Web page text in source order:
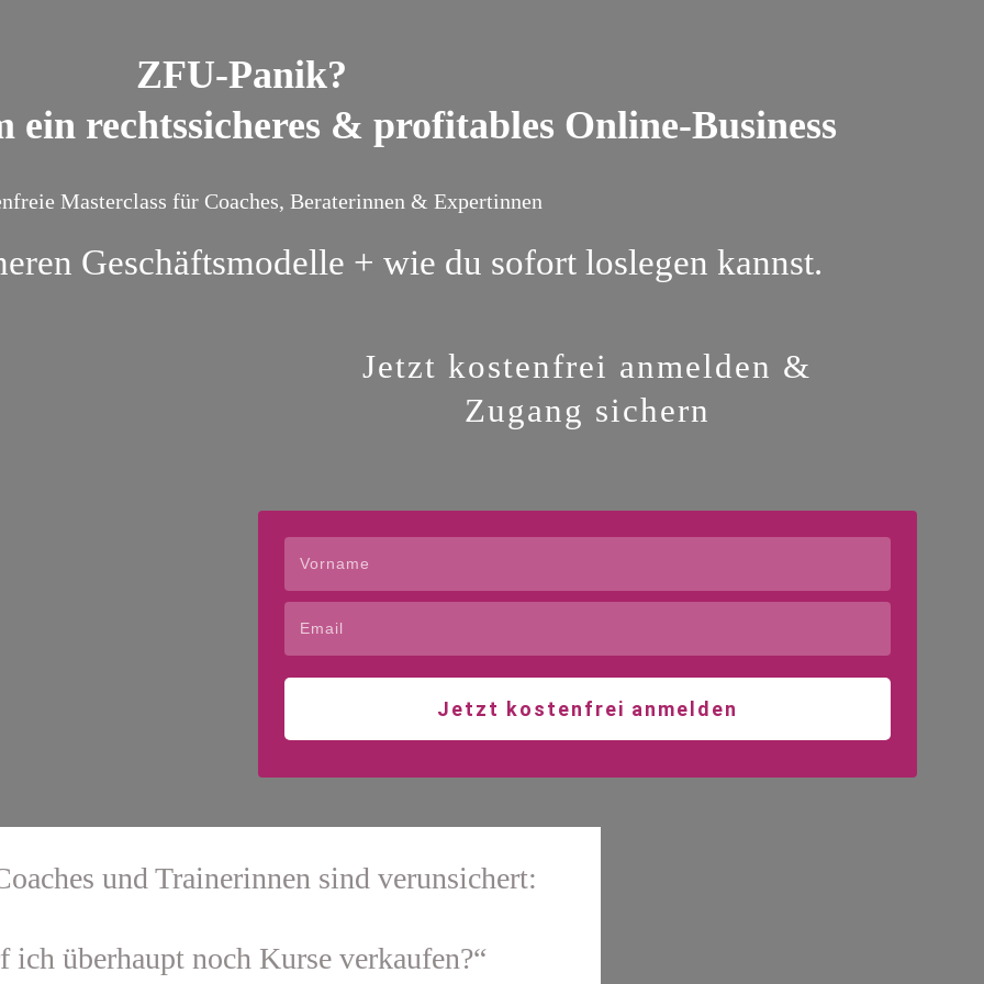
ZFU-Panik?
ein rechtssicheres & profitables Online-Business
Masterclass für Coaches, Beraterinnen & Expertinnen
Geschäftsmodelle + wie du sofort loslegen kannst.
Jetzt kostenfrei anmelden &
Zugang sichern
Jetzt kostenfrei anmelden
und Trainerinnen sind verunsichert:
ich überhaupt noch Kurse verkaufen?“